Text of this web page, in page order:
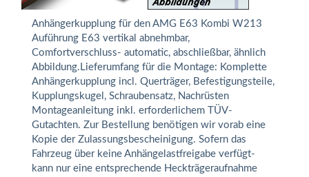
Anhängerkupplung für den AMG E63 Kombi W213
Auführung E63 vertikal abnehmbar,
Comfortverschluss- automatic, abschließbar, ähnlich
Abbildung.Lieferumfang für die Montage: Komplette
Anhängerkupplung incl. Querträger, Befestigungsteile,
Kupplungskugel, Schraubensatz, Nachrüsten
Montageanleitung inkl. erforderlichem TÜV-
Gutachten. Zur Bestellung benötigen wir vorab eine
Kopie der Zulassungsbescheinigung. Sofern das
Fahrzeug über keine Anhängelastfreigabe verfügt-
kann nur eine entsprechende Heckträgeraufnahme